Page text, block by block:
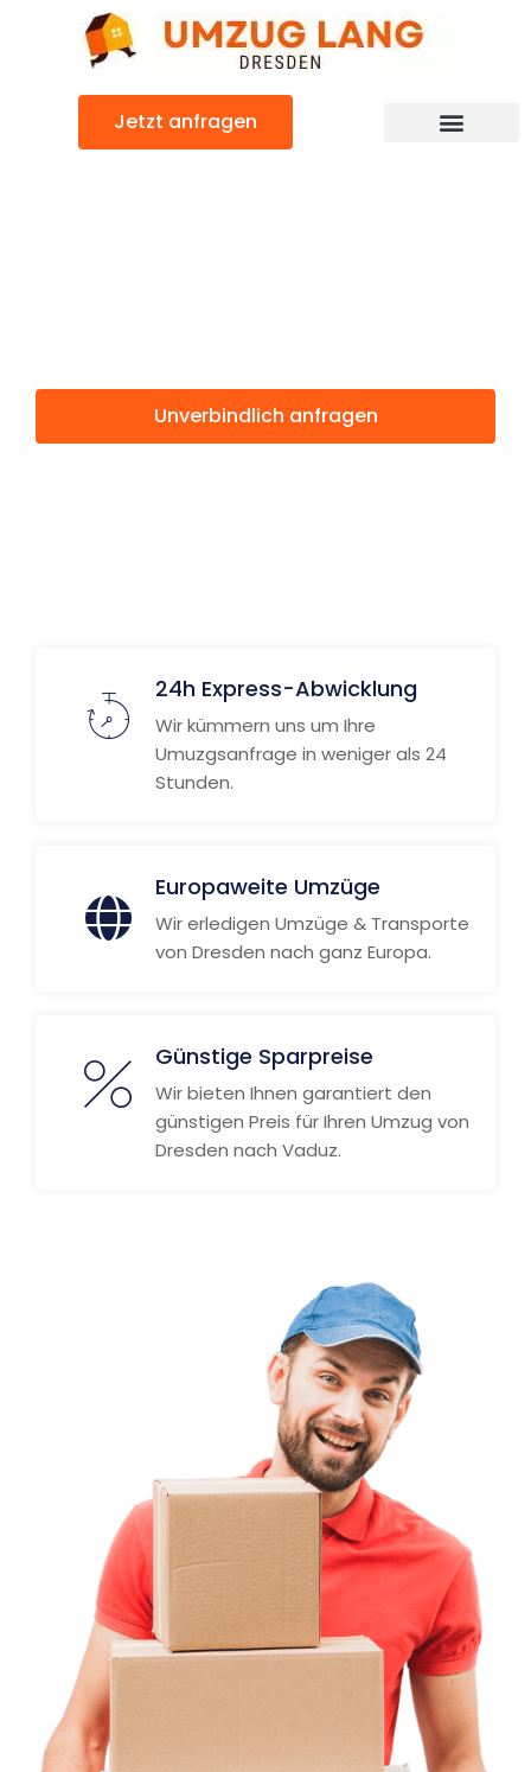
Jetzt anfragen
Unverbindlich anfragen
24h Express-Abwicklung
Wir kümmern uns um Ihre
Umuzgsanfrage in weniger als 24
Stunden.
Europaweite Umzüge
Wir erledigen Umzüge & Transporte
von Dresden nach ganz Europa.
Günstige Sparpreise
Wir bieten Ihnen garantiert den
günstigen Preis für Ihren Umzug von
Dresden nach Vaduz.